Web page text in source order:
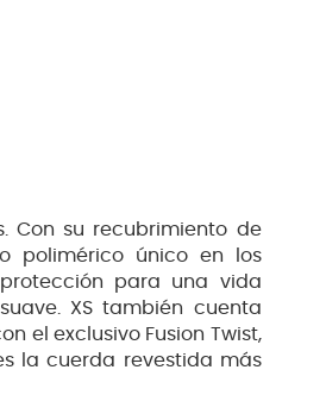
Con su recubrimiento de
polimérico único en los
para una vida
XS también cuenta
el exclusivo Fusion Twist,
la cuerda revestida más